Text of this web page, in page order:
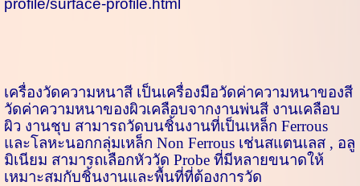
profile/surface-profile.html
เครื่องวัดความหนาสี เป็นเครื่องมือวัดค่าความหนาของสี
วัดค่าความหนาของผิวเคลือบจากงานพ่นสี งานเคลือบ
ผิว งานชุบ สามารถวัดบนชิ้นงานที่เป็นเหล็ก Ferrous
และโลหะนอกกลุ่มเหล็ก Non Ferrous เช่นสแตนเลส , อลู
มิเนียม สามารถเลือกหัววัด Probe ที่มีหลายขนาดให้
เหมาะสมกับชิ้นงานและพื้นที่ที่ต้องการวัด